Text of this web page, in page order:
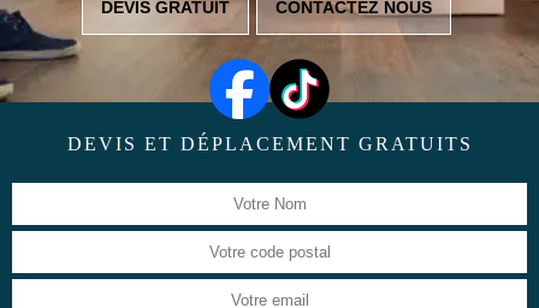
DEVIS GRATUIT CONTACTEZ NOUS
DEVIS ET DÉPLACEMENT GRATUITS